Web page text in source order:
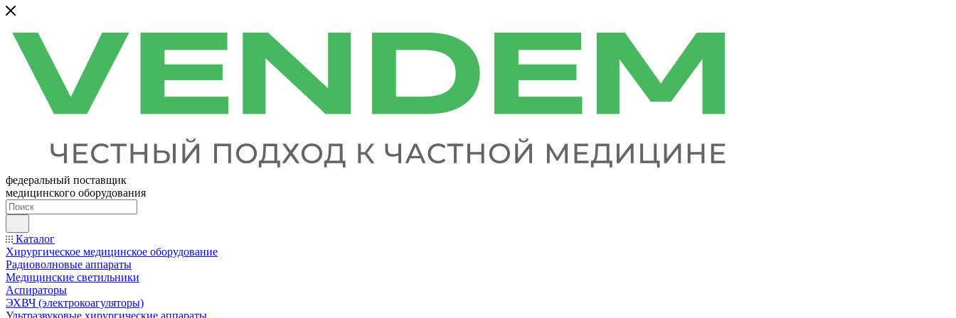
федеральный поставщик
медицинского оборудования
Каталог
Хирургическое медицинское оборудование
Радиоволновые аппараты
Медицинские светильники
Аспираторы
ЭХВЧ (электрокоагуляторы)
Ультразвуковые хирургические аппараты